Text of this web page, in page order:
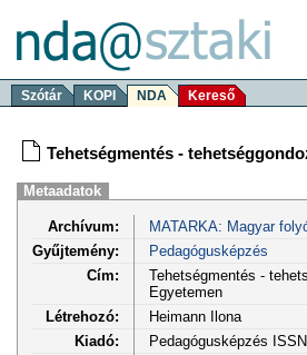
Szótár KOPI NDA Kereső
Tehetségmentés -
Metaadatok
Archívum:
MATARKA: Magyar
Gyűjtemény:
Pedagógusképzés
Cím:
Tehetségmentés -
Egyetemen
Létrehozó:
Heimann Ilona
Kiadó:
Pedagógusképzés